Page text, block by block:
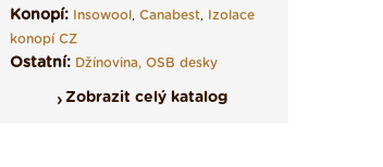
Konopí: Insowool, Canabest, Izolace
konopí CZ
Ostatní: Džínovina, OSB desky
Zobrazit celý katalog